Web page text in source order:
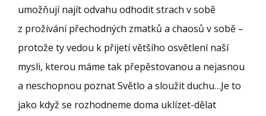
umožňují najít odvahu odhodit strach v sobě
z prožívání přechodných zmatků a chaosů v sobě –
protože ty vedou k přijetí většího osvětlení naší
mysli, kterou máme tak přepěstovanou a nejasnou
a neschopnou poznat Světlo a sloužit duchu…Je to
jako když se rozhodneme doma uklízet-dělat